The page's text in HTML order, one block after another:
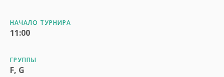
НАЧАЛО ТУРНИРА
11:00
ГРУППЫ
F, G